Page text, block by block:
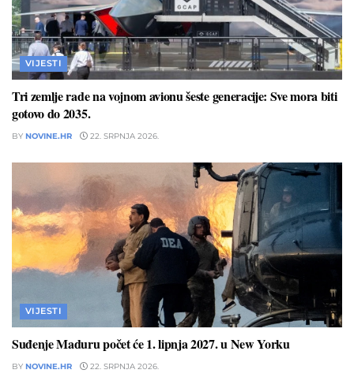
VIJESTI
Tri zemlje rade na vojnom avionu šeste generacije: Sve mora biti
gotovo do 2035.
BY NOVINE.HR 22. SRPNJA 2026.
VIJESTI
Suđenje Maduru počet će 1. lipnja 2027. u New Yorku
BY NOVINE.HR 22. SRPNJA 2026.